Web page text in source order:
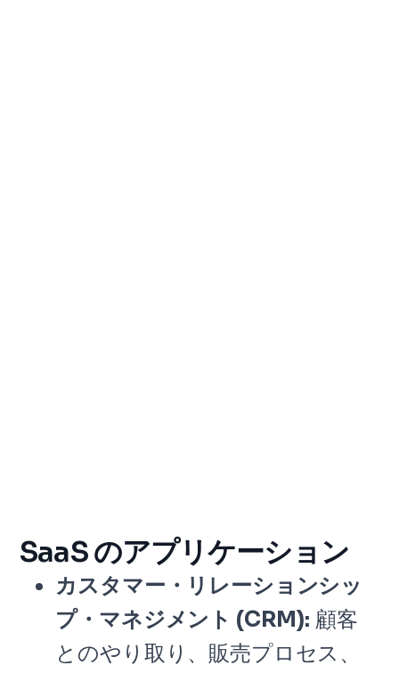
SaaS のアプリケーション
カスタマー・リレーションシッ
プ・マネジメント (CRM): 顧客
とのやり取り、販売プロセス、